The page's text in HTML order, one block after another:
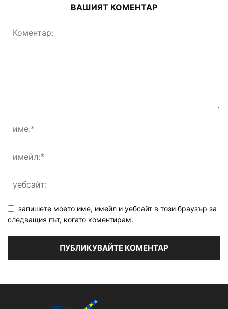
ВАШИЯТ КОМЕНТАР
запишете моето име, имейл и уебсайт в този браузър за
следващия път, когато коментирам.